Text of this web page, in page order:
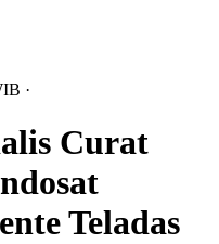
·
Curat
Teladas